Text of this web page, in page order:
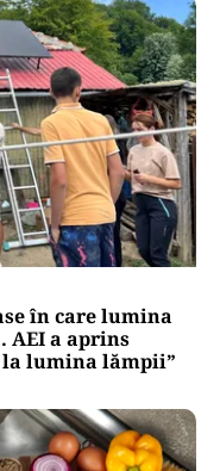
în care lumina
AEI a aprins
lumina lămpii”